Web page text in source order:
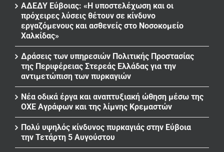
ΑΔΕΔΥ Εύβοιας: «Η υποστελέχωση και οι
πρόχειρες λύσεις θέτουν σε κίνδυνο
εργαζόμενους και ασθενείς στο Νοσοκομείο
Χαλκίδας»
Δράσεις των υπηρεσιών Πολιτικής Προστασίας
της Περιφέρειας Στερεάς Ελλάδας για την
αντιμετώπιση των πυρκαγιών
Νέα οδικά έργα και αναπτυξιακή ώθηση μέσω της
ΟΧΕ Αγράφων και της λίμνης Κρεμαστών
Πολύ υψηλός κίνδυνος πυρκαγιάς στην Εύβοια
την Τετάρτη 5 Αυγούστου